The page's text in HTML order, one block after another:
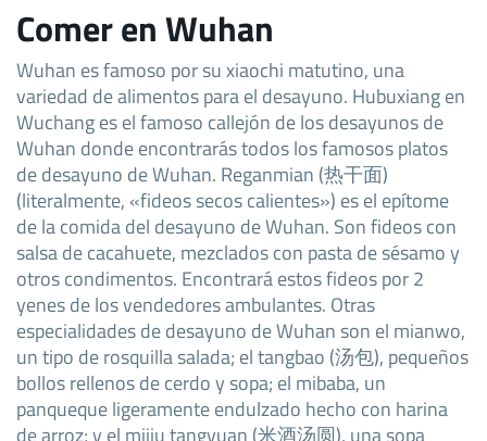
Comer en Wuhan
Wuhan es famoso por su xiaochi matutino, una
variedad de alimentos para el desayuno. Hubuxiang en
Wuchang es el famoso callejón de los desayunos de
Wuhan donde encontrarás todos los famosos platos
de desayuno de Wuhan. Reganmian (热干面)
(literalmente, «fideos secos calientes») es el epítome
de la comida del desayuno de Wuhan. Son fideos con
salsa de cacahuete, mezclados con pasta de sésamo y
otros condimentos. Encontrará estos fideos por 2
yenes de los vendedores ambulantes. Otras
especialidades de desayuno de Wuhan son el mianwo,
un tipo de rosquilla salada; el tangbao (汤包), pequeños
bollos rellenos de cerdo y sopa; el mibaba, un
panqueque ligeramente endulzado hecho con harina
de arroz; y el mijiu tangyuan (米酒汤圆), una sopa